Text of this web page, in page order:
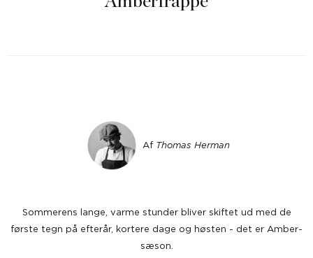
AfThomas Herman
Sommerens lange, varme stunder bliver skiftet ud med de
første tegn på efterår,
kortere dage og høsten - det er Amber-
sæson.